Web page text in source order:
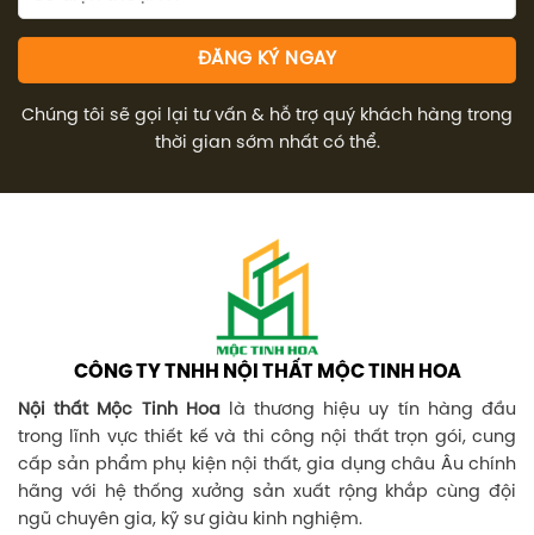
Chúng tôi sẽ gọi lại tư vấn & hỗ trợ quý khách hàng trong
thời gian sớm nhất có thể.
CÔNG TY TNHH NỘI THẤT MỘC TINH HOA
Nội thất Mộc Tinh Hoalà thương hiệu uy tín hàng đầu
trong lĩnh vực thiết kế và thi công nội thất trọn gói, cung
cấp sản phẩm phụ kiện nội thất, gia dụng châu Âu chính
hãng với hệ thống xưởng sản xuất rộng khắp cùng đội
ngũ chuyên gia, kỹ sư giàu kinh nghiệm.